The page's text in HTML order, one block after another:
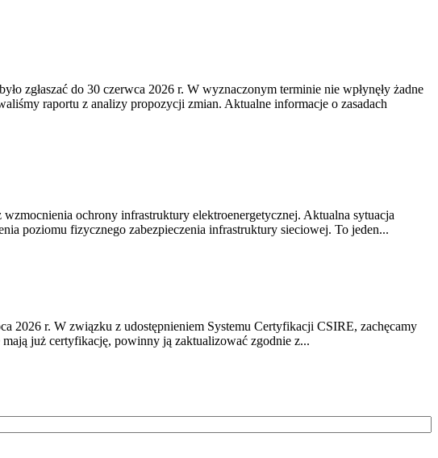
zgłaszać do 30 czerwca 2026 r. W wyznaczonym terminie nie wpłynęły żadne
raportu z analizy propozycji zmian. Aktualne informacje o zasadach
ochrony infrastruktury elektroenergetycznej. Aktualna sytuacja
poziomu fizycznego zabezpieczenia infrastruktury sieciowej. To jeden...
2026 r. W związku z udostępnieniem Systemu Certyfikacji CSIRE, zachęcamy
już certyfikację, powinny ją zaktualizować zgodnie z...